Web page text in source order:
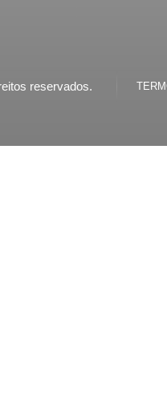
reservados.